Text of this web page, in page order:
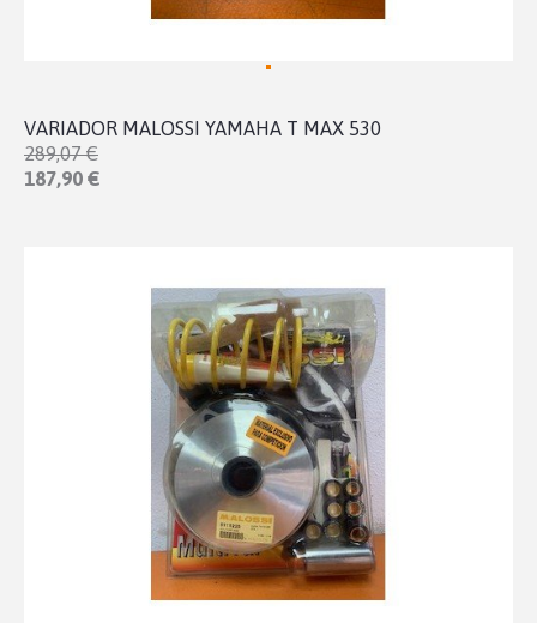
VARIADOR MALOSSI YAMAHA T MAX 530
289,07 €
187,90 €